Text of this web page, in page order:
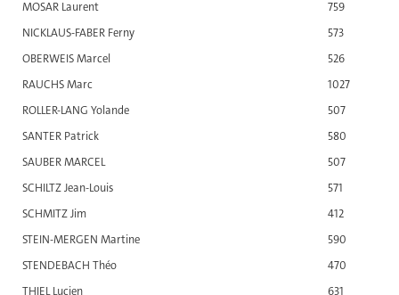
MOSAR Laurent
759
NICKLAUS-FABER Ferny
573
OBERWEIS Marcel
526
RAUCHS Marc
1027
ROLLER-LANG Yolande
507
SANTER Patrick
580
SAUBER MARCEL
507
SCHILTZ Jean-Louis
571
SCHMITZ Jim
412
STEIN-MERGEN Martine
590
STENDEBACH Théo
470
THIEL Lucien
631